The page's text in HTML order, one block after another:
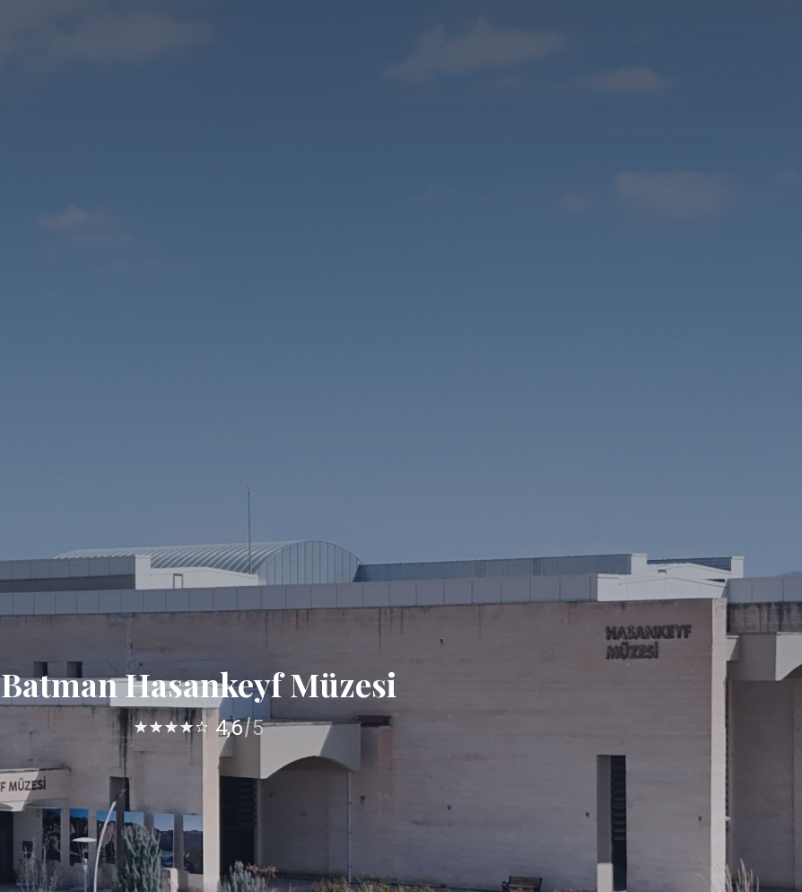
Batman Hasankeyf Müzesi
4,6 5